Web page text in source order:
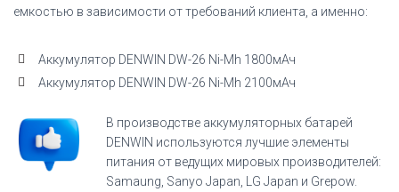
емкостью в зависимости от требований клиента, а именно:
Аккумулятор DENWIN DW-26 Ni-Mh 1800мАч
Аккумулятор DENWIN DW-26 Ni-Mh 2100мАч
В производстве аккумуляторных батарей
DENWIN используются лучшие элементы
питания от ведущих мировых производителей:
Samaung, Sanyo Japan, LG Japan и Grepow.